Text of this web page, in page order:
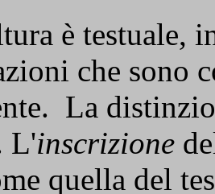
è testuale,
che sono
La
L'inscrizione
quella del